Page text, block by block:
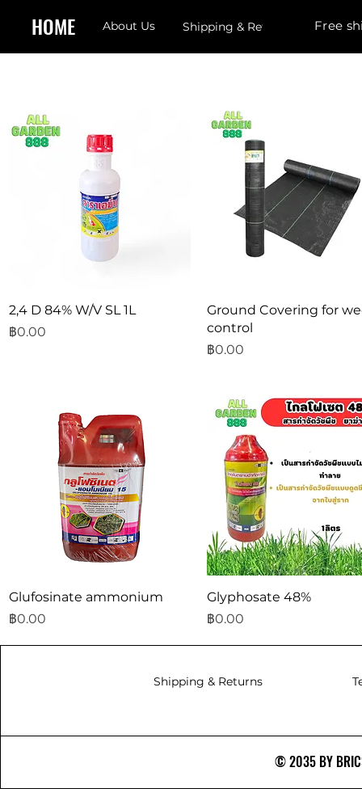
HOME About Us Shipping & Returns Free
ดูข้อมูลด่วน
2,4 D 84% W/V SL 1L
ราคา
฿0.00
ดูข้อมูลด่วน
Ground Covering for
control
ราคา
฿0.00
ดูข้อมูลด่วน
Glufosinate ammonium
ราคา
฿0.00
ดูข้อมูลด่วน
Glyphosate 48%
ราคา
฿0.00
Shipping & Returns
© 2035 BY